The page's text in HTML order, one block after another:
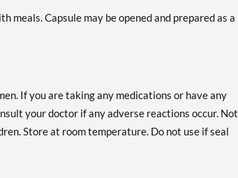
meals. Capsule may be opened and prepared as a
If you are taking any medications or have any
your doctor if any adverse reactions occur. Not
Store at room temperature. Do not use if seal